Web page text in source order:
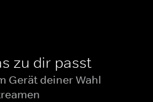
zu dir passt
Gerät deiner Wahl